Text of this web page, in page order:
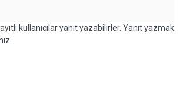
kullanıcılar yanıt yazabilirler. Yanıt yazmak